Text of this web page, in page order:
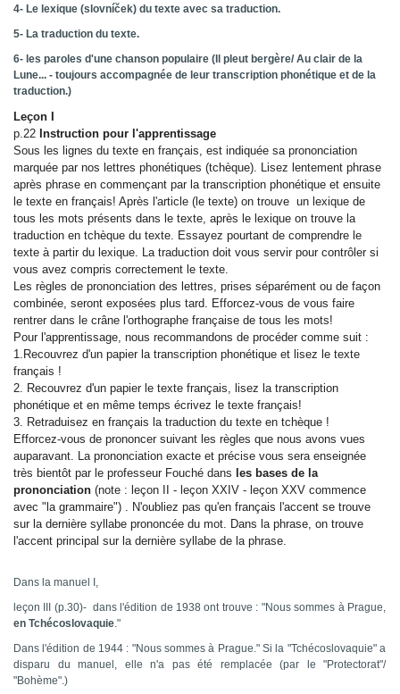
4- Le lexique (slovníček) du texte avec sa traduction.
5- La traduction du texte.
6- les paroles d'une chanson populaire (Il pleut bergère/ Au clair de la
Lune... - toujours accompagnée de leur transcription phonétique et de la
traduction.)
Leçon I
p.22 Instruction pour l'apprentissage
Sous les lignes du texte en français, est indiquée sa prononciation
marquée par nos lettres phonétiques (tchèque). Lisez lentement phrase
après phrase en commençant par la transcription phonétique et ensuite
le texte en français! Après l'article (le texte) on trouve un lexique de
tous les mots présents dans le texte, après le lexique on trouve la
traduction en tchèque du texte. Essayez pourtant de comprendre le
texte à partir du lexique. La traduction doit vous servir pour contrôler si
vous avez compris correctement le texte.
Les règles de prononciation des lettres, prises séparément ou de façon
combinée, seront exposées plus tard. Efforcez-vous de vous faire
rentrer dans le crâne l'orthographe française de tous les mots!
Pour l'apprentissage, nous recommandons de procéder comme suit :
1.Recouvrez d'un papier la transcription phonétique et lisez le texte
français !
2. Recouvrez d'un papier le texte français, lisez la transcription
phonétique et en même temps écrivez le texte français!
3. Retraduisez en français la traduction du texte en tchèque !
Efforcez-vous de prononcer suivant les règles que nous avons vues
auparavant. La prononciation exacte et précise vous sera enseignée
très bientôt par le professeur Fouché dans les bases de la
prononciation (note : leçon II - leçon XXIV - leçon XXV commence
avec "la grammaire") . N'oubliez pas qu'en français l'accent se trouve
sur la dernière syllabe prononcée du mot. Dans la phrase, on trouve
l'accent principal sur la dernière syllabe de la phrase.
Dans la manuel I,
leçon III (p.30)- dans l'édition de 1938 ont trouve : "Nous sommes à Prague,
en Tchécoslovaquie."
Dans l'édition de 1944 : "Nous sommes à Prague." Si la "Tchécoslovaquie" a
disparu du manuel, elle n'a pas été remplacée (par le "Protectorat"/
"Bohème".)